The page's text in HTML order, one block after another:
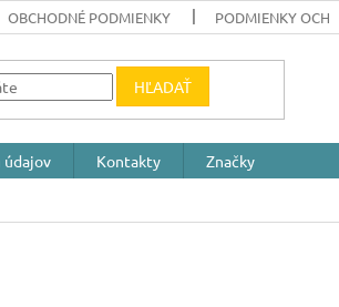
OBCHODNÉ PODMIENKY PODMIENKY
HĽADAŤ
údajov Kontakty
Značky